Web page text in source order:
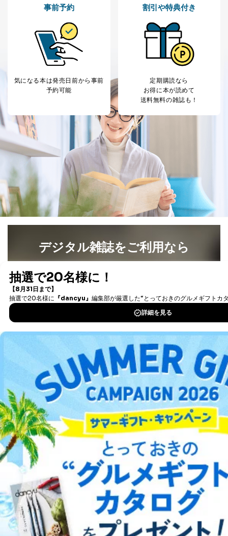
当社カスタマーQ＆
サイトのサービス内容のご案内の
ｅメール等による商品、サービ
ス、キャンペーン等の広告に関す
採用応募者の方の
5
当社の従業者の個
人情報
人事、総務などの雇用管理等のた
6
定期購読サービス
等をご利用の方の
購入商品配送のため
提携企業及びお客様がご購入され
た商品の発売元企業からのｅメー
ル等による商品、
サービス、キャンペーン等の広告
に関するご案内のため
7
SNS公式アカウン
トに登録された方
の個人情報
当社のサービス利用状況の把握お
よびその分析のため
お問い合わせ対応、トラブル対
処、オペレーター教育など応対品
質向上のため
その他当社のプライバシーポリシ
ー等にて公表する利用目的達成の
ため
ータ（開示対象個人情報）の利用目的であり、下記4.の
各SNS運営会社様にご請求いただきますようお願い致し
ます。
当社は、取得した個人情報を適切に管理し､あらかじめ
本人の同意を得ることなく第三者に提供することはあり
ません。ただし、次の場合は除きます。
法令に基づく場合
人の生命､身体または財産の保護のために必要がある
場合であって、本人の同意を得ることが困難であると
き。
公衆衛生の向上または児童の健全な育成の推進のため
に特に必要がある場合であって、本人の同意を得るこ
とが困難である場合。
国の機関もしくは地方公共団体またはその委託を受け
た者が法令の定める事務を遂行することに対して協力
する必要がある場合であって、本人の同意を得ること
により当該事務の遂行に支障を及ぼすおそれがあると
上記２．の利用目的を実施するために守秘義務を結ん
だ企業に、業務の一部として個人情報の取扱いを委
託・提供する場合、その業務に必要な範囲で委託・提
供先企業に個人情報を開示することがあります。
委託・提供先企業は具体的には以下のような企業です
が、これらに限りません。
委託先：カスタマーサポート支援会社 、クレジッ
事前予約
気になる本は発売日前から事前
予約可能
割引や特典付き
定期購読なら
お得に本が読めて
送料無料の雑誌も！
デジタル雑誌をご利用なら
書籍）が無料で読み放題！
DOWNLOAD FOR IOS
DOWNLOAD FOR ANDROID
ご利用方法はこちら
総合案内
アフィリエイト 採用情報
プレスリリース お問い合わせ
利用規約プライバシーポリシー 特定商取引法に基づく表示
出版社の皆様へ
投資家の皆様へサイトマップ